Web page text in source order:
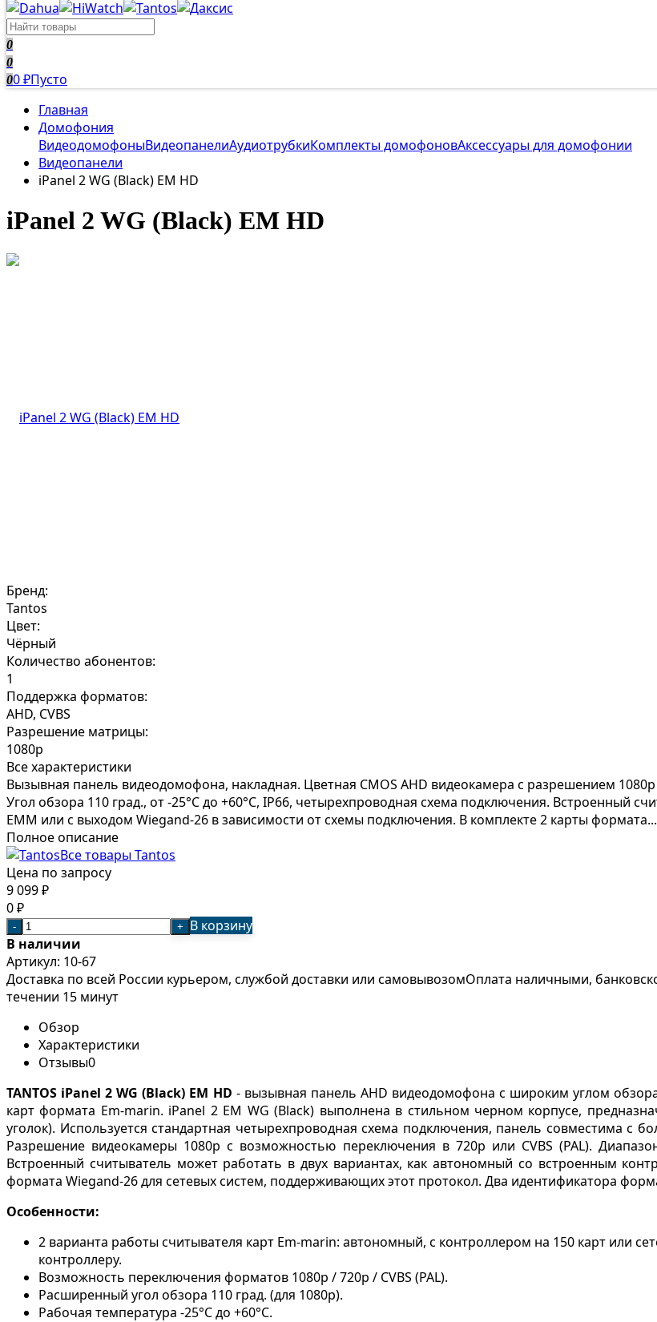
0
0
00 ₽Пусто
Главная
Домофония
ВидеодомофоныВидеопанелиАудиотрубкиКомплекты домофоновАксессуары для домофонии
Видеопанели
iPanel 2 WG (Black) EM HD
iPanel 2 WG (Black) EM HD
Бренд:
Tantos
Цвет:
Чёрный
Количество абонентов:
1
Поддержка форматов:
AHD, CVBS
Разрешение матрицы:
1080p
Все характеристики
Вызывная панель видеодомофона, накладная. Цветная CMOS AHD видеокамера с разрешением
Угол обзора 110 град., от -25°C до +60°C, IP66, четырехпроводная схема подключения. Встроенный
EMM или с выходом Wiegand-26 в зависимости от схемы подключения. В комплекте 2 карты формата...
Полное описание
Все товары Tantos
Цена по запросу
9 099 ₽
0 ₽
- +
В корзину
В наличии
Артикул: 10-67
Доставка по всей России курьером, службой доставки или самовывозомОплата наличными,
течении 15 минут
Обзор
Характеристики
Отзывы0
TANTOS iPanel 2 WG (Black) EM HD - вызывная панель AHD видеодомофона с широким углом
карт формата Em-marin. iPanel 2 EM WG (Black) выполнена в стильном черном корпусе,
уголок). Используется стандартная четырехпроводная схема подключения, панель совместима
Разрешение видеокамеры 1080р с возможностью переключения в 720p или CVBS (PAL).
Встроенный считыватель может работать в двух вариантах, как автономный со встроенным
формата Wiegand-26 для сетевых систем, поддерживающих этот протокол. Два идентификатора
Особенности:
2 варианта работы считывателя карт Em-marin: автономный, с контроллером на 150 карт или
контроллеру.
Возможность переключения форматов 1080p / 720p / CVBS (PAL).
Расширенный угол обзора 110 град. (для 1080p).
Рабочая температура -25°C до +60°C.